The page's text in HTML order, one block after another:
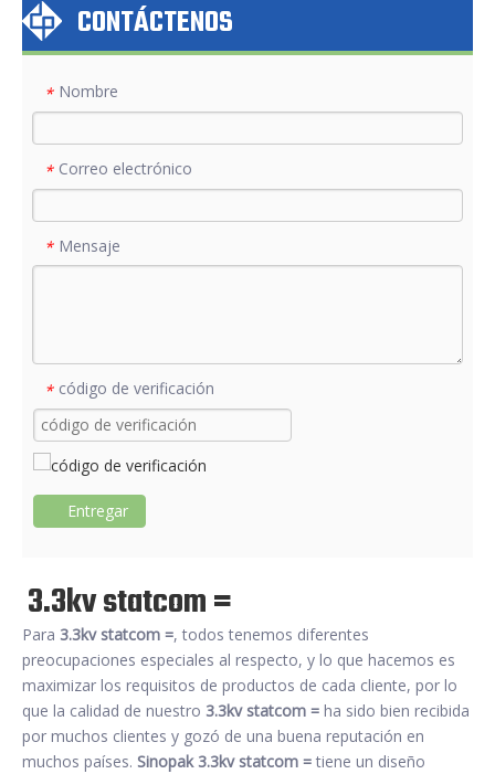
CONTÁCTENOS
* Nombre
* Correo electrónico
* Mensaje
* código de verificación
Entregar
3.3kv statcom =
Para 3.3kv statcom =, todos tenemos diferentes
preocupaciones especiales al respecto, y lo que hacemos es
maximizar los requisitos de productos de cada cliente, por lo
que la calidad de nuestro 3.3kv statcom = ha sido bien recibida
por muchos clientes y gozó de una buena reputación en
muchos países. Sinopak 3.3kv statcom = tiene un diseño